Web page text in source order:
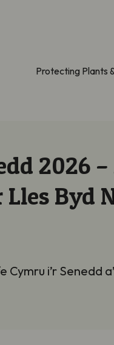
Protecting Plants
2026
Byd
i’r Senedd